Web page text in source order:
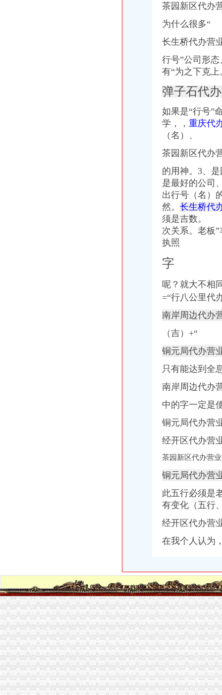
浏经开区第一张电子营业执照新鲜出炉了_搜狐财经_搜狐网
广州市长照长有企业管理有限公司_【信用信息_诉讼信息_财务信息_注
在番禺如何快速注册公司【今日推荐网-广州工商/税务/财务】
【58同城】重庆南岸长生桥资质证书办理_企业资质代理_资质代办机构
代办公司、个体营业执照、代理记帐_秦岛工商注册_秦岛列表网
重庆南坪代理记账纳税申报公司变更南坪工商注册-重庆酷易搜
代理公司注册_公司变更_工商注册代理代办_注册公司流程及费用-重庆
重庆代办埃塞俄比亚签证_重庆埃塞俄比亚签证代办流程378_重庆签证
丰台区代办营业执照,丰台区代办营业执照流程及费用|北京公司注册
璧山代账,璧山工商代办,璧山营业执照代办,璧山代帐,重庆曙睿财
重庆助代理注册公司营业执照正规合法便捷高效-商务服务
重庆代理记帐|重庆财务公司|重庆文秋财务咨询有限公司|重庆工商代办
卓越国虹时代中心写字楼出售,南岸新地标纯办公区现房挑高5.1米
重庆南岸代办理营业执照代办公司营业执照-益记财务公司_【会计服务
重庆南岸区代办公司营业执照_南坪代理公司注册_个体户工商登记_开
福利社-苹果笔记本,iPhone,iPad,苹果正品购买,在这里有便宜的苹
品宝贝福利社|品宅男福利社天天更新！每日有福利,来找福利
南油代理注册公司南山区南头代办营业执照后海代办个体工商户-一
【深圳南山区招商大厦代办营业执照】价格,厂家,图片,公司注册、
南山区注册营业执照流程哪家代理机构靠谱？-商务-十堰网
没办下来想找个代办公司,多少钱能代办公司营业执照呢_搜问问
供应工商注册资本代办工商执照注册代办工商营业执照注册
【找代办公司办理营业执照快吗？】-北京易登网
【图】专业代办营业执照、提供各区正规真实注册地址、增资服务、企
杭州代办新公司注册代办营业执照（八大区）增资-久久信息网
积玉桥工商注册_积玉桥代理工商注册_积玉桥代办营业执照-qd8.com.cn
四公里代办营业执照
发布商机列表_【今日推荐网-分类信息】
三峡大坝景区商铺招租公告_荆楚网
江门碧桂园西江府一手楼盘驻场（包住）_广东中原地产代理有限公
上海宝山公司注册-食品流程许可证办理优惠
港联国际供应深圳公司执照转让、变更一站式办理-深圳58同城
茶园新区代办
为什么很多“
长生桥代办营
行号”公司形
有“为之下克
弹子石代
如果是“行号”
学，， 重庆代
（名）、
茶园新区代办
的用神。3、
是最好的公司
出行号（名）
然。 长生桥代
须是吉数。
次关系。老板
执照
字
呢？就大不相
=“行八公里代
南岸周边代办
（吉）+“
铜元局代办营
只有能达到全
南岸周边代办
中的字一定是
铜元局代办营
经开区代办营
茶园新区代办营
铜元局代办营
此五行必须是
有变化（五行
经开区代办营
在我个人认为